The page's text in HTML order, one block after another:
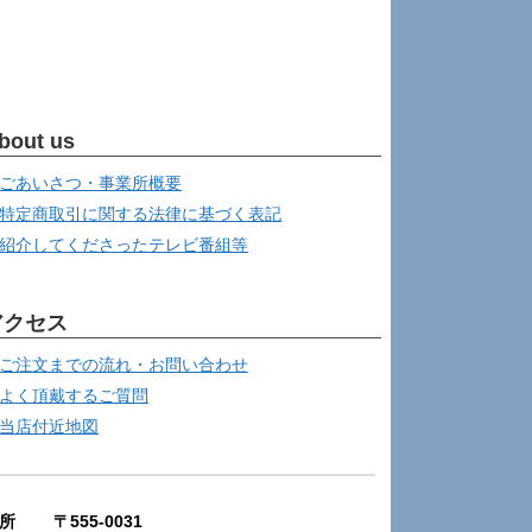
us
ごあいさつ・事業所概要
特定商取引に関する法律に基づく表記
紹介してくださったテレビ番組等
セス
ご注文までの流れ・お問い合わせ
よく頂戴するご質問
当店付近地図
所 〒555-0031